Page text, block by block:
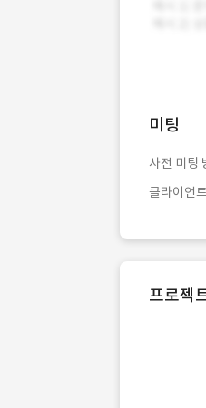
미팅
사전 미팅
클라이언
프로젝